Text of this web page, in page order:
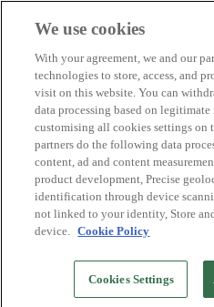
Biosphere Şirketlerini
Değerlendirmeyi nasıl
Biz kimiz
TR
English
Español
Português
Français
Català
Deutsch
Sürdürülebilir modeller
uygulamaları tasdikliyoruz
We use cookies
With your agreement, we and our
technologies to store, access, and
visit on this website. You can
data processing based on
customising all cookies settings on
partners do the following data
content, ad and content
product development, Precise
identification through device
not linked to your identity, Store
device. Cookie Policy
Cookies Settings